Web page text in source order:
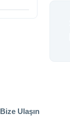
Bize Ulaşın